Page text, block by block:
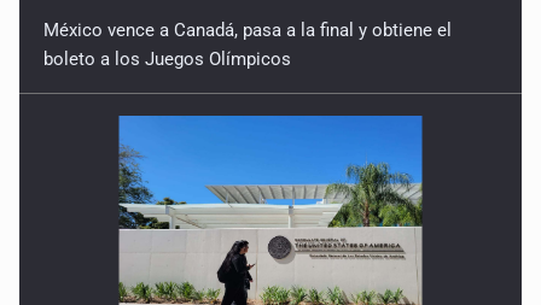
México vence a Canadá, pasa a la final y obtiene el
boleto a los Juegos Olímpicos